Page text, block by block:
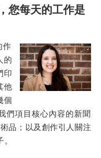
您每天的工作是
作
的
印
他
個
們項目核心內容的新聞
品；以及創作引人關注